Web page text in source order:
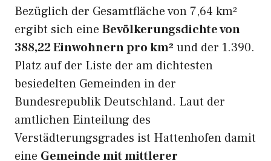
Bezüglich der Gesamtfläche von 7,64 km²
ergibt sich eine Bevölkerungsdichte von
388,22 Einwohnern pro km² und der 1.390.
Platz auf der Liste der am dichtesten
besiedelten Gemeinden in der
Bundesrepublik Deutschland. Laut der
amtlichen Einteilung des
Verstädterungsgrades ist Hattenhofen damit
eine Gemeinde mit mittlerer